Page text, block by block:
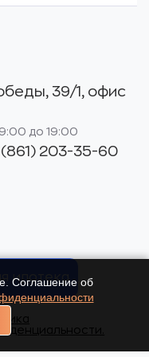
39/1, офис
до 19:00
(861) 203-35-60
ипотека
Соглашение об